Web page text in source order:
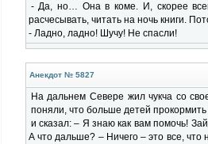
- Да, но… Она в коме. И, скорее
расчесывать, читать на ночь книги.
- Ладно, ладно! Шучу! Не спасли!
Анекдот № 5827
На дальнем Севере жил чукча со
поняли, что больше детей прокормить
и сказал: – Я знаю как вам помочь!
А что дальше? – Ничего – это все, что